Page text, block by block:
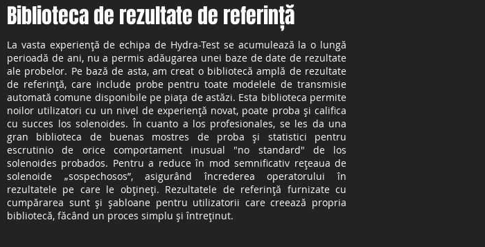
Biblioteca de rezultate de referință
La vasta experiență de echipa de Hydra-Test se acumulează la o lungă
perioadă de ani, nu a permis adăugarea unei baze de date de rezultate
ale probelor. Pe bază de asta, am creat o bibliotecă amplă de rezultate
de referință, care include probe pentru toate modelele de transmisie
automată comune disponibile pe piața de astăzi. Esta biblioteca permite
noilor utilizatori cu un nivel de experiență novat, poate proba și califica
cu succes los solenoides. În cuanto a los profesionales, se les da una
gran biblioteca de buenas mostres de proba și statistici pentru
escrutinio de orice comportament inusual "no standard" de los
solenoides probados. Pentru a reduce în mod semnificativ rețeaua de
solenoide „sospechosos”, asigurând încrederea operatorului în
rezultatele pe care le obțineți. Rezultatele de referință furnizate cu
cumpărarea sunt și șabloane pentru utilizatorii care creează propria
bibliotecă, făcând un proces simplu și întreținut.